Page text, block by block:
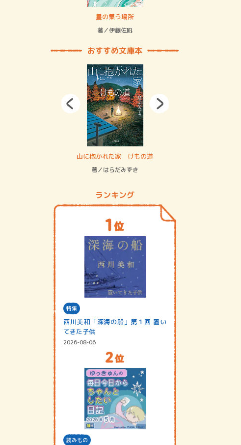
星の集う場所
著／伊藤佐凪
おすすめ文庫本
山に抱かれた家 けもの道
著／はらだみずき
ランキング
特集
西川美和「深海の船」第１回 置い
てきた子供
2026-08-06
読みもの